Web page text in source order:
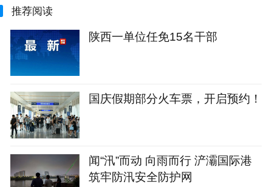
推荐阅读
陕西一单位任免15名干部
国庆假期部分火车票，开启预约！
闻“汛”而动 向雨而行 浐灞国际港
筑牢防汛安全防护网